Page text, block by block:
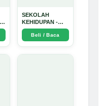
SEKOLAH
KEHIDUPAN -
Arda Dinata
Beli / Baca